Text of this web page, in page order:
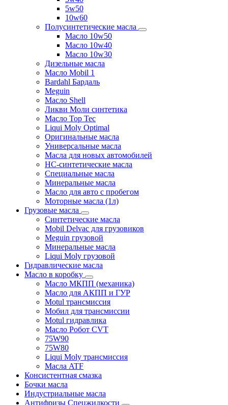
5w50
10w60
Полусинтетические масла
Масло 10w50
Масло 10w40
Масло 10w30
Дизельные масла
Масло Mobil 1
Bardahl Бардаль
Meguin
Масло Shell
Ликви Моли синтетика
Масло Top Tec
Liqui Moly Optimal
Оригинальные масла
Универсальные масла
Масла для новых автомобилей
HC-синтетические масла
Специальные масла
Минеральные масла
Масло для авто с пробегом
Моторные масла (1л)
Грузовые масла
Синтетические масла
Mobil Delvac для грузовиков
Meguin грузовой
Минеральные масла
Liqui Moly грузовой
Гидравлические масла
Масло в коробку
Масло МКПП (механика)
Масло для АКПП и ГУР
Motul трансмиссия
Мобил для трансмиссии
Motul гидравлика
Масло Робот CVT
75W90
75W80
Liqui Moly трансмиссия
Масла ATF
Консистентная смазка
Бочки масла
Индустриальные масла
Антифризы Спецжидкости